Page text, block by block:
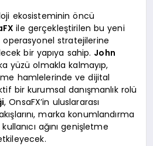
ekosisteminin öncü
ile gerçekleştirilen bu yeni
operasyonel stratejilerine
bir yapıya sahip. John
yüzü olmakla kalmayıp,
hamlelerinde ve dijital
bir kurumsal danışmanlık rolü
, OnsaFX’in uluslararası
marka konumlandırma
ağını genişletme